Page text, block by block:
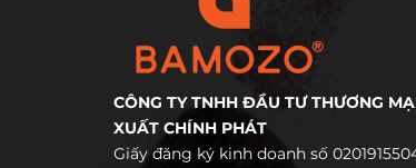
CÔNG TY TNHH ĐẦU TƯ THƯƠNG
XUẤT CHÍNH PHÁT
Giấy đăng ký kinh doanh số